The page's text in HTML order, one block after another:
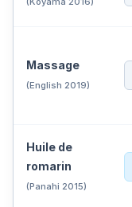
Massage
(English 2019)
Huile de
romarin
(Panahi 2015)